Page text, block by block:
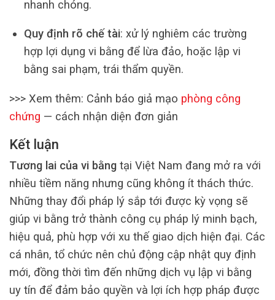
nhanh chóng.
Quy định rõ chế tài: xử lý nghiêm các trường
hợp lợi dụng vi bằng để lừa đảo, hoặc lập vi
bằng sai phạm, trái thẩm quyền.
>>> Xem thêm: Cảnh báo giả mạo phòng công
chứng — cách nhận diện đơn giản
Kết luận
Tương lai của vi bằng tại Việt Nam đang mở ra với
nhiều tiềm năng nhưng cũng không ít thách thức.
Những thay đổi pháp lý sắp tới được kỳ vọng sẽ
giúp vi bằng trở thành công cụ pháp lý minh bạch,
hiệu quả, phù hợp với xu thế giao dịch hiện đại. Các
cá nhân, tổ chức nên chủ động cập nhật quy định
mới, đồng thời tìm đến những dịch vụ lập vi bằng
uy tín để đảm bảo quyền và lợi ích hợp pháp được